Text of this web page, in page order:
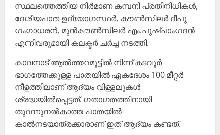
സ്ഥലത്തെത്തിയ നിർമാണ കമ്പനി പ്രതിനിധികൾ,
ദേശീയപാത ഉദ്യോഗസ്ഥർ, കൗൺസിലർ ദീപു
ഗംഗാധരൻ, മുൻകൗൺസിലർ എം.പുഷ്പാംഗദൻ
എന്നിവരുമായി കലക്ടർ ചർച്ച നടത്തി.
കാവനാട് ആൽത്തറമൂട്ടിൽ നിന്ന് കടവൂർ
ഭാഗത്തേക്കുള്ള പാതയിൽ ഏകദേശം 100 മീറ്റർ
നീളത്തിലാണ് ആദ്യം വിള്ളലുകൾ
ശ്രദ്ധയിൽപ്പെട്ടത്. ഗതാഗതത്തിനായി
തുറന്നുനൽകാത്ത പാതയിൽ
കാൽനടയാത്രക്കാരാണ് ഇത് ആദ്യം കണ്ടത്.